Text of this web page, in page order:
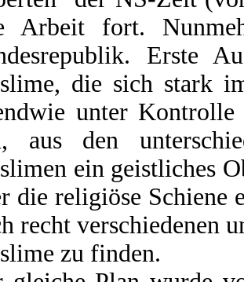
Arbeit fort.
Erste
die sich stark
unter
aus den
ein geistliches
die religiöse Schiene
recht verschiedenen
zu finden.